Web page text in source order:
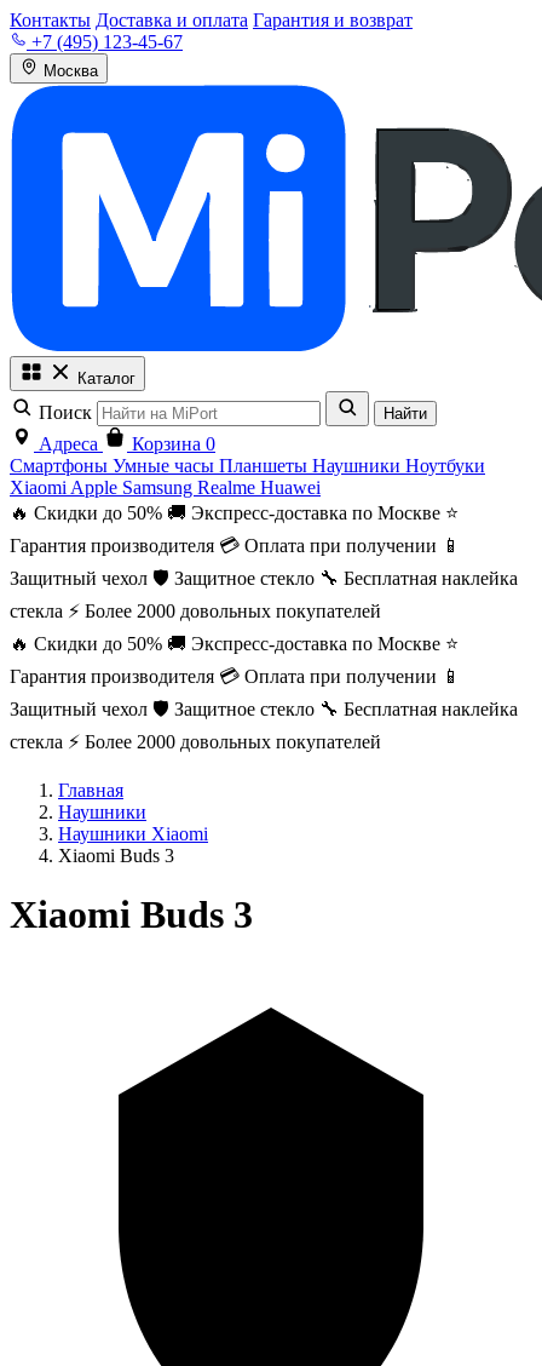
Контакты Доставка и оплата Гарантия и возврат
+7 (495) 123-45-67
Москва
Каталог
Поиск Найти
Адреса Корзина 0
Смартфоны Умные часы Планшеты Наушники Ноутбуки
Xiaomi Apple Samsung Realme Huawei
🔥 Скидки до 50% 🚚 Экспресс-доставка по Москве ⭐
Гарантия производителя 💳 Оплата при получении 📱
Защитный чехол 🛡️ Защитное стекло 🔧 Бесплатная наклейка
стекла ⚡ Более 2000 довольных покупателей
🔥 Скидки до 50% 🚚 Экспресс-доставка по Москве ⭐
Гарантия производителя 💳 Оплата при получении 📱
Защитный чехол 🛡️ Защитное стекло 🔧 Бесплатная наклейка
стекла ⚡ Более 2000 довольных покупателей
Главная
Наушники
Наушники Xiaomi
Xiaomi Buds 3
Xiaomi Buds 3